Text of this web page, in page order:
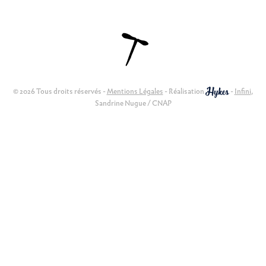
© 2026 Tous droits réservés -Mentions Légales - Réalisation - Infini,
Sandrine Nugue / CNAP